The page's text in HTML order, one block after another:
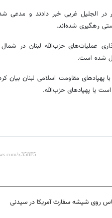
در الجلیل غربی خبر دادند و مدعی
رهگیری شده‌اند.
عملیات‌های حزب‌الله لبنان در
شده است.
پهپادهای مقاومت اسلامی لبنان
یا پهپادهای حزب‌الله.
روی شیشه سفارت آمریکا در سیدنی